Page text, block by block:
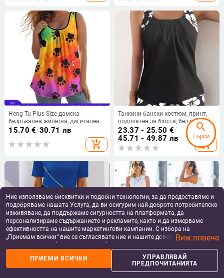
Heng Tu Plus-Size дамска
безръкавна жилетка, дигитален
животински принт, полиестер,
кръгло деколте, свободен силует,
лято
15.70 €/30.71 лв
add_shopping_cart
Танкини бански костюм, принт,
подплатен за бюста, без ръкави,
полиестерна материя
23.37 - 25.50 €/
45.71 - 49.87 лв
add_shopping_cart
Шифонова макси рокля с
дантелени вложки и пачуърк
Ние използваме бисквитки и подобни технологии, за да предоставяме и
подобряваме нашата Услуга, да ви осигурим най-доброто потребителско
изживяване, да поддържаме сигурността на платформата, да
персонализираме съдържанието и рекламите, както и да измерваме
ефективността на нашите маркетингови кампании. С избора на
„Приемам всички“ вие се съгласявате ние и нашите доверени партньори
да съхраняваме бисквитки и подобни технологии на вашето устройство
за рекламни и аналитични цели. Можете по всяко време да управлявате
своите предпочитания, като натиснете „Управлявай предпочитанията“.
За повече информация, моля, вижте нашата
Виж повече
ПРИЕМИ ВСИЧКИ
УПРАВЛЯВАЙ
ПРЕДПОЧИТАНИЯТА
search
Търси